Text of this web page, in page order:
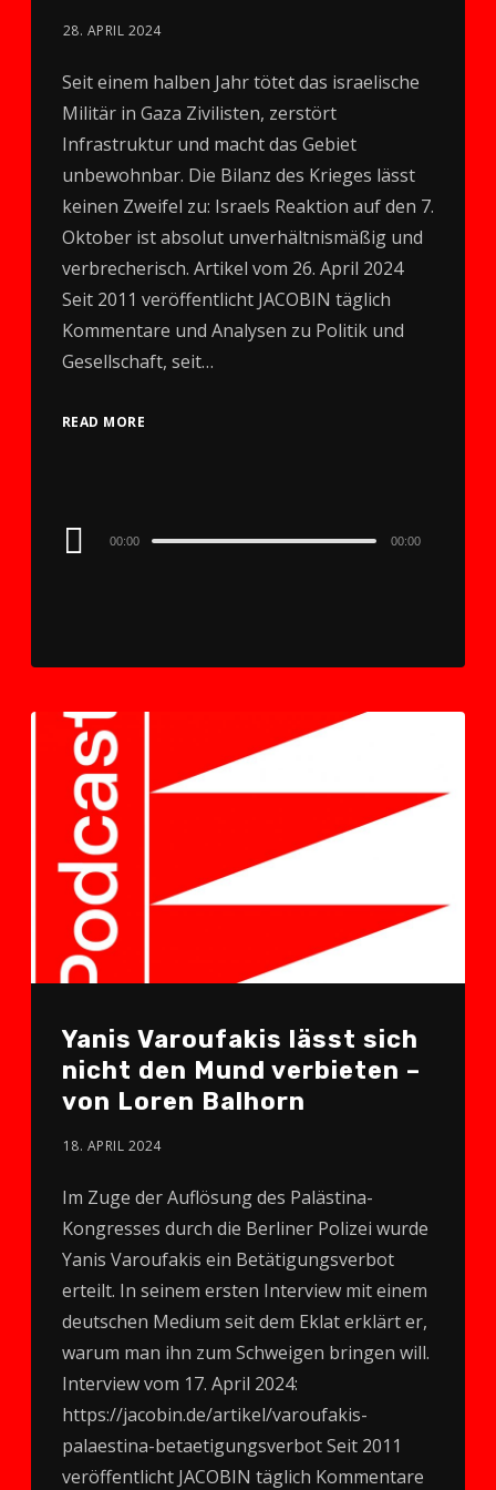
28. APRIL 2024
Seit einem halben Jahr tötet das israelische
Militär in Gaza Zivilisten, zerstört
Infrastruktur und macht das Gebiet
unbewohnbar. Die Bilanz des Krieges lässt
keinen Zweifel zu: Israels Reaktion auf den 7.
Oktober ist absolut unverhältnismäßig und
verbrecherisch. Artikel vom 26. April 2024
Seit 2011 veröffentlicht JACOBIN täglich
Kommentare und Analysen zu Politik und
Gesellschaft, seit…
READ MORE
Audio
00:00 00:00
Yanis Varoufakis lässt sich
nicht den Mund verbieten –
von Loren Balhorn
18. APRIL 2024
Im Zuge der Auflösung des Palästina-
Kongresses durch die Berliner Polizei wurde
Yanis Varoufakis ein Betätigungsverbot
erteilt. In seinem ersten Interview mit einem
deutschen Medium seit dem Eklat erklärt er,
warum man ihn zum Schweigen bringen will.
Interview vom 17. April 2024:
https://jacobin.de/artikel/varoufakis-
palaestina-betaetigungsverbot Seit 2011
veröffentlicht JACOBIN täglich Kommentare